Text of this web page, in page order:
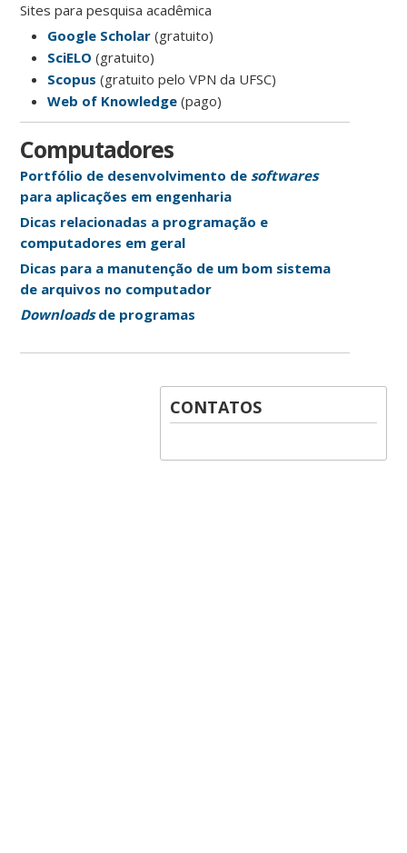
Sites para pesquisa acadêmica
Google Scholar (gratuito)
SciELO (gratuito)
Scopus (gratuito pelo VPN da UFSC)
Web of Knowledge (pago)
Computadores
Portfólio de desenvolvimento desoftwares
para aplicações em engenharia
Dicas relacionadas a programação e
computadores em geral
Dicas para a manutenção de um bom sistema
de arquivos no computador
Downloadsde programas
CONTATOS